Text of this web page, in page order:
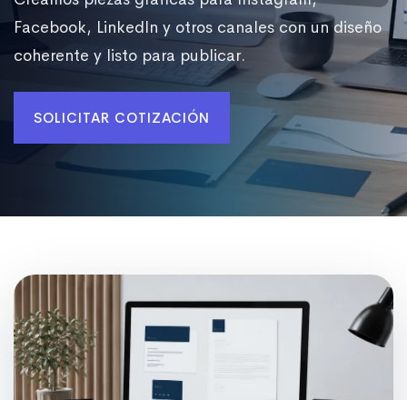
Facebook, LinkedIn y otros canales con un diseño
coherente y listo para publicar.
SOLICITAR COTIZACIÓN